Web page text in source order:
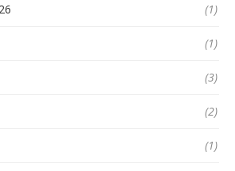
(1)
(1)
(3)
(2)
(1)